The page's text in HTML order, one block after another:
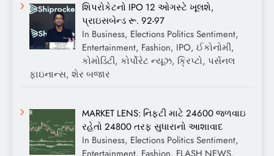
શિપરોકેટનો IPO 12 ઓગસ્ટે ખૂલશે,
પ્રાઇસબેન્ડ રૂ. 92-97
In Business, Elections Politics Sentiment,
Entertainment, Fashion, IPO, ઈકોનોમી,
કોમોડિટી, કોર્પોરેટ ન્યૂઝ, ક્રિપ્ટો, પર્સનલ
ફાઇનાન્સ, શેર બજાર
MARKET LENS: નિફ્ટી માટે 24600 જળવાઇ
રહેતો 24800 તરફ સુધારાનો આશાવાદ
In Business, Elections Politics Sentiment,